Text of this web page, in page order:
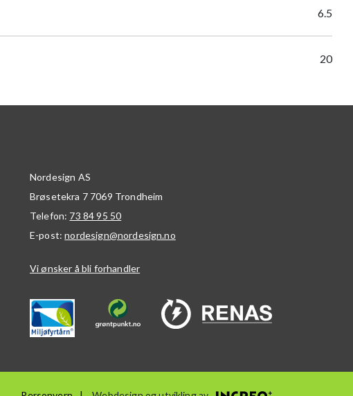
6.5
20
Nordesign AS
Brøsetekra 7 7069 Trondheim
Telefon: 73 84 95 50
E-post:nordesign@nordesign.no
Vi ønsker å bli forhandler